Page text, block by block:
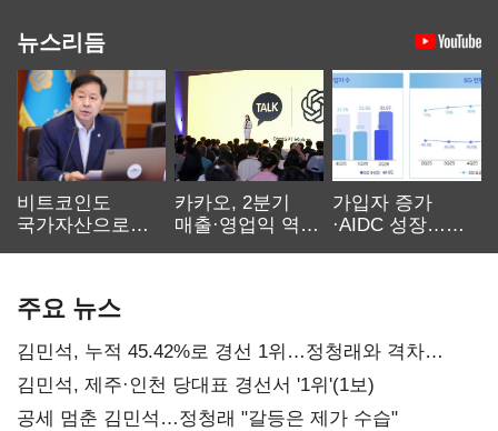
뉴스리듬
비트코인도
국가자산으로…'
카카오, 2분기
매출·영업익 역대
가입자 증가
·AIDC 성장…
주요 뉴스
김민석, 누적 45.42%로 경선 1위…정청래와 격차
0.86%p(2보)
김민석, 제주·인천 당대표 경선서 '1위'(1보)
공세 멈춘 김민석…정청래 "갈등은 제가 수습"